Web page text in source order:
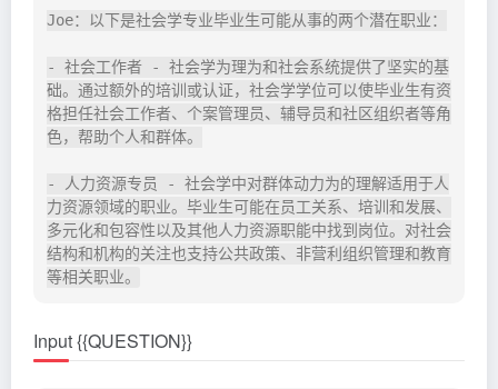
Joe：以下是社会学专业毕业生可能从事的两个潜在职业：
- 社会工作者 - 社会学为理为和社会系统提供了坚实的基
础。通过额外的培训或认证，社会学学位可以使毕业生有资
格担任社会工作者、个案管理员、辅导员和社区组织者等角
色，帮助个人和群体。
- 人力资源专员 - 社会学中对群体动力为的理解适用于人
力资源领域的职业。毕业生可能在员工关系、培训和发展、
多元化和包容性以及其他人力资源职能中找到岗位。对社会
结构和机构的关注也支持公共政策、非营利组织管理和教育
Input {{QUESTION}}